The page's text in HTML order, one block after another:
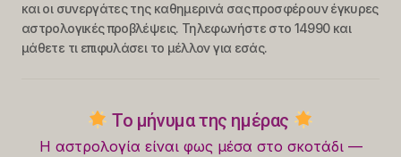
και οι συνεργάτες της καθημερινά σας προσφέρουν έγκυρες
αστρολογικές προβλέψεις. Τηλεφωνήστε στο 14990 και
μάθετε τι επιφυλάσει το μέλλον για εσάς.
Το μήνυμα της ημέρας
Η αστρολογία είναι φως μέσα στο σκοτάδι —